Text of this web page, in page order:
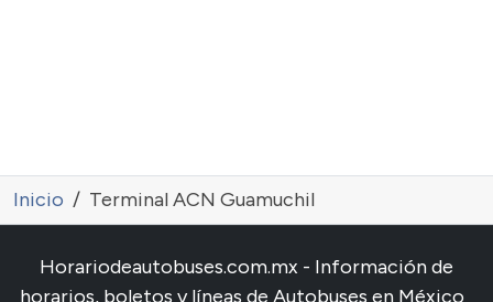
Inicio Terminal ACN Guamuchil
Horariodeautobuses.com.mx - Información de
horarios, boletos y líneas de Autobuses en México